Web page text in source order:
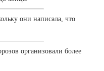
они написала, что
организовали более